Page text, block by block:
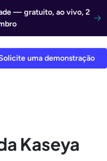
— gratuito, ao vivo, 2
uma demonstração
Kaseya